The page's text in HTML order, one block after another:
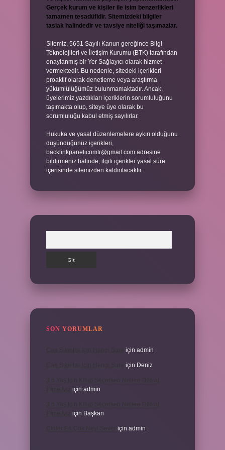
Gerçek kurum ve kişiler ile isim benzerlikleri
tamamen tesadüfidir. Sitemizdeki bilgiler
taslak halindedir ve tavsiye niteliği taşımazlar.
Sitemiz, 5651 Sayılı Kanun gereğince Bilgi
Teknolojileri ve İletişim Kurumu (BTK) tarafından
onaylanmış bir Yer Sağlayıcı olarak hizmet
vermektedir. Bu nedenle, sitedeki içerikleri
proaktif olarak denetleme veya araştırma
yükümlülüğümüz bulunmamaktadır. Ancak,
üyelerimiz yazdıkları içeriklerin sorumluluğunu
taşımakta olup, siteye üye olarak bu
sorumluluğu kabul etmiş sayılırlar.
Hukuka ve yasal düzenlemelere aykırı olduğunu
düşündüğünüz içerikleri,
backlinkpanelicomtr@gmail.com adresine
bildirmeniz halinde, ilgili içerikler yasal süre
içerisinde sitemizden kaldırılacaktır.
SON YORUMLAR
için admin
için Deniz
için admin
için Başkan
için admin